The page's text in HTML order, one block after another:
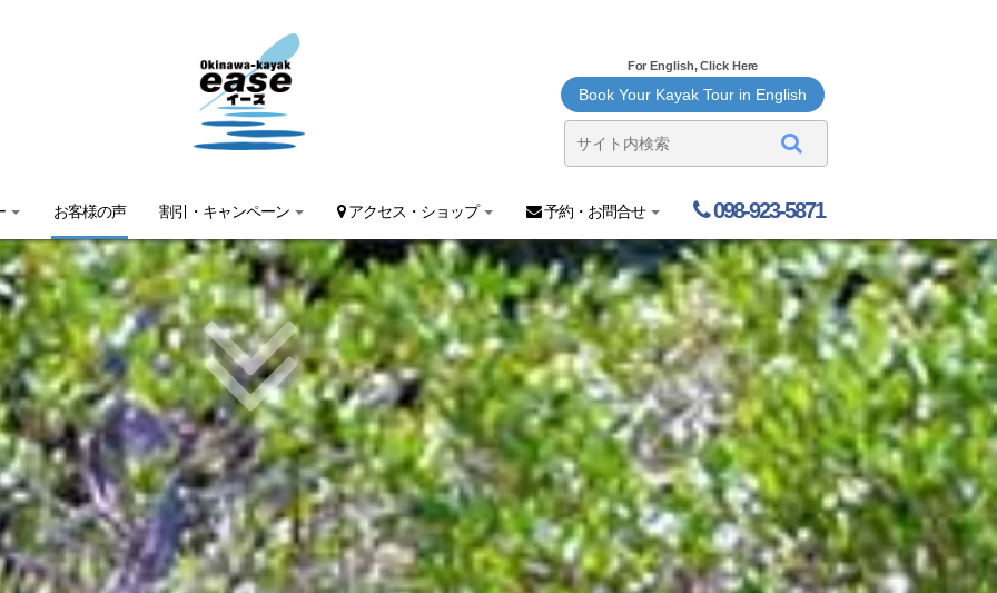
For English, Click Here
Book Your Kayak Tour in English
お客様の声 割引・キャンペーン アクセス・ショップ 予約・お問合せ 098-923-5871